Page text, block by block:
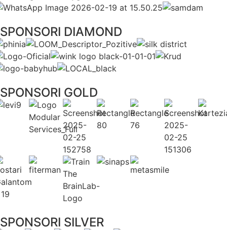
SPONSORI DIAMOND
SPONSORI GOLD
SPONSORI SILVER